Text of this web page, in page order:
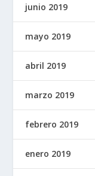
junio 2019
mayo 2019
abril 2019
marzo 2019
febrero 2019
enero 2019